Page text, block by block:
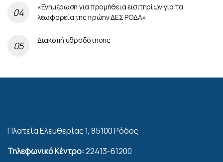
«Ενημέρωση για προμήθεια εισιτηρίων για τα
λεωφορεία της πρώην ΔΕΣ ΡΟΔΑ»
Διακοπή υδροδότησης
Πλατεία Ελευθερίας 1, 85100 Ρόδος
Τηλεφωνικό Κέντρο:22413-61200